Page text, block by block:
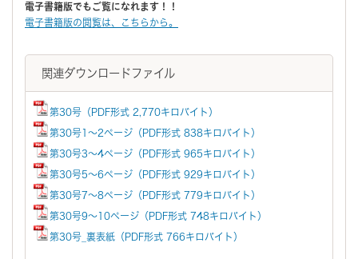
電子書籍版でもご覧になれます！！
電子書籍版の閲覧は、こちらから。
関連ダウンロードファイル
第30号（PDF形式 2,770キロバイト）
第30号1～2ページ（PDF形式 838キロバイト）
第30号3～4ページ（PDF形式 965キロバイト）
第30号5～6ページ（PDF形式 929キロバイト）
第30号7～8ページ（PDF形式 779キロバイト）
第30号9～10ページ（PDF形式 748キロバイト）
第30号_裏表紙（PDF形式 766キロバイト）